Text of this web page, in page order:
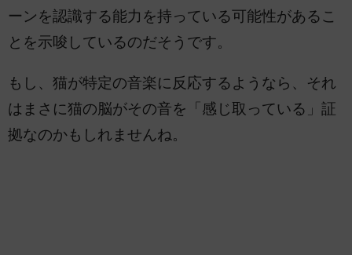
ーンを認識する能力を持っている可能性があるこ
とを示唆しているのだそうです。
もし、猫が特定の音楽に反応するようなら、それ
はまさに猫の脳がその音を「感じ取っている」証
拠なのかもしれませんね。